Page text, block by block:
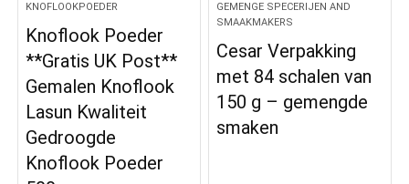
KNOFLOOKPOEDER
Knoflook Poeder
**Gratis UK Post**
Gemalen Knoflook
Lasun Kwaliteit
Gedroogde
Knoflook Poeder
GEMENGE SPECERIJEN AND
SMAAKMAKERS
Cesar Verpakking
met 84 schalen van
150 g – gemengde
smaken